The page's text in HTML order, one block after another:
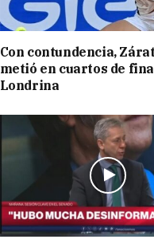
Con contundencia,
metió en cuartos de
Londrina